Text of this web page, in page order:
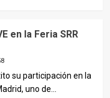
en la Feria SRR
su participación en la
uno de...